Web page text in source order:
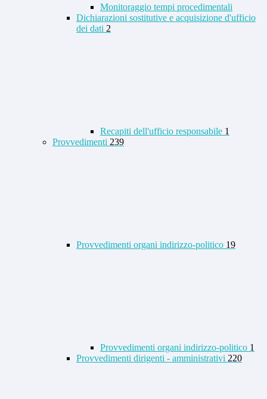
Monitoraggio tempi procedimentali
Dichiarazioni sostitutive e acquisizione d'ufficio
dei dati 2
Recapiti dell'ufficio responsabile 1
Provvedimenti 239
Provvedimenti organi indirizzo-politico 19
Provvedimenti organi indirizzo-politico 1
Provvedimenti dirigenti - amministrativi 220